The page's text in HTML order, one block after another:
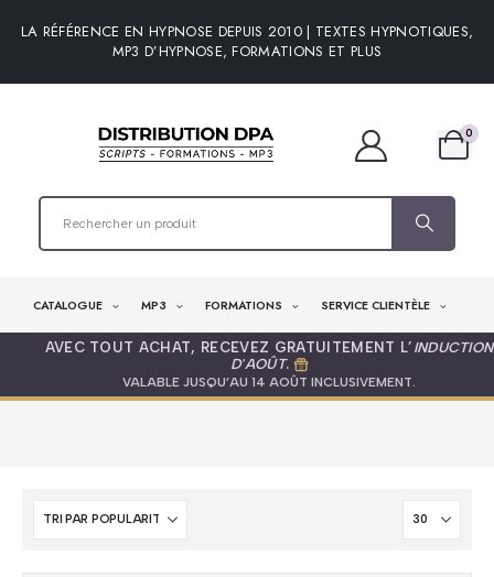
LA RÉFÉRENCE EN HYPNOSE DEPUIS 2010 | TEXTES HYPNOTIQUES,
MP3 D’HYPNOSE, FORMATIONS ET PLUS
0
CATALOGUE MP3 FORMATIONS SERVICE CLIENTÈLE
AVEC TOUT ACHAT, RECEVEZ GRATUITEMENT L’ INDUCTION
D'AOÛT.
VALABLE JUSQU’AU 14 AOÛT INCLUSIVEMENT.